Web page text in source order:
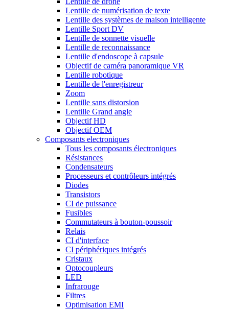
Lentille de numérisation de texte
Lentille des systèmes de maison intelligente
Lentille Sport DV
Lentille de sonnette visuelle
Lentille de reconnaissance
Lentille d'endoscope à capsule
Objectif de caméra panoramique VR
Lentille robotique
Lentille de l'enregistreur
Zoom
Lentille sans distorsion
Lentille Grand angle
Objectif HD
Objectif OEM
Composants electroniques
Tous les composants électroniques
Résistances
Condensateurs
Processeurs et contrôleurs intégrés
Diodes
Transistors
CI de puissance
Fusibles
Commutateurs à bouton-poussoir
Relais
CI d'interface
CI périphériques intégrés
Cristaux
Optocoupleurs
LED
Infrarouge
Filtres
Optimisation EMI